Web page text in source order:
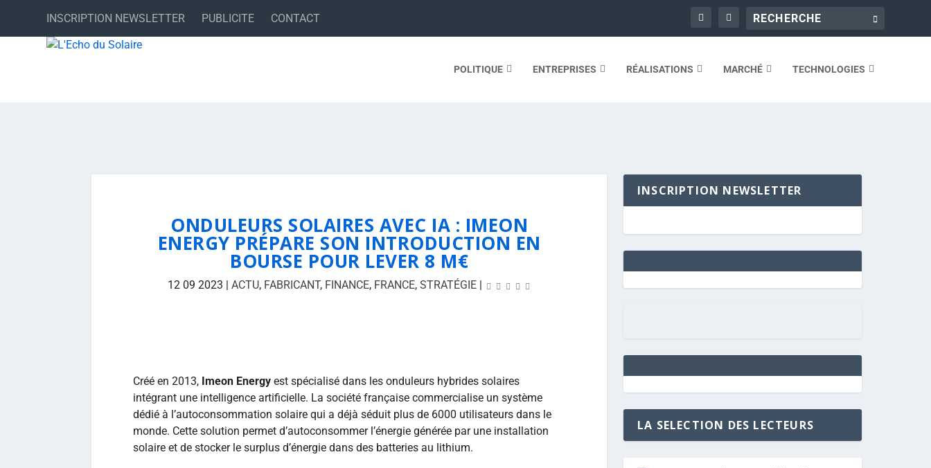
INSCRIPTION NEWSLETTER PUBLICITE CONTACT
POLITIQUE ENTREPRISES RÉALISATIONS MARCHÉ TECHNOLOGIES
ONDULEURS SOLAIRES AVEC IA : IMEON
ENERGY PRÉPARE SON INTRODUCTION EN
BOURSE POUR LEVER 8 M€
12 09 2023 | ACTU, FABRICANT, FINANCE, FRANCE, STRATÉGIE |
Créé en 2013, Imeon Energy est spécialisé dans les onduleurs hybrides solaires
intégrant une intelligence artificielle. La société française commercialise un système
dédié à l’autoconsommation solaire qui a déjà séduit plus de 6000 utilisateurs dans le
monde. Cette solution permet d’autoconsommer l’énergie générée par une installation
solaire et de stocker le surplus d’énergie dans des batteries au lithium.
INSCRIPTION NEWSLETTER
LA SELECTION DES LECTEURS